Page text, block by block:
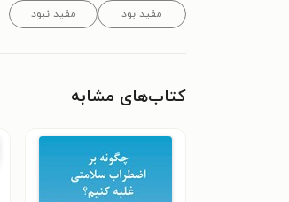
مفید بود مفید نبود
کتاب‌های مشابه